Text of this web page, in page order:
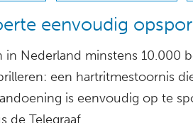
eenvoudig
in Nederland minstens 10.000
een hartritmestoornis
is eenvoudig op te
de Telegraaf.